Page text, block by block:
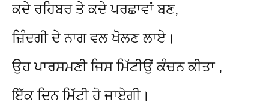
ਕਦੇ ਰਹਿਬਰ ਤੇ ਕਦੇ ਪਰਛਾਵਾਂ ਬਣ,
ਜ਼ਿੰਦਗੀ ਦੇ ਨਾਗ ਵਲ ਖੋਲਣ ਲਾਏ।
ਉਹ ਪਾਰਸਮਣੀ ਜਿਸ ਮਿੱਟੀਉਂ ਕੰਚਨ ਕੀਤਾ ,
ਇੱਕ ਦਿਨ ਮਿੱਟੀ ਹੋ ਜਾਏਗੀ।